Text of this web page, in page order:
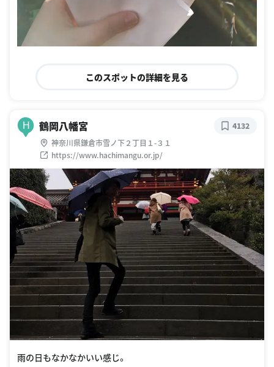
このスポットの詳細を見る
H 鶴岡八幡宮
神奈川県鎌倉市雪ノ下２丁目１-３１
https://www.hachimangu.or.jp/
4132
雨の日もなかなかいい感じ。